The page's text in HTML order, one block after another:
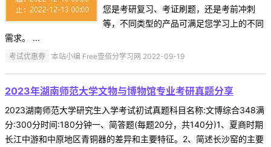
您是考研复习、考证刷题，还是考前冲刺
等，不同类型的产品可满足您学习上的不同
需求。 ...
考试优惠券 本站小编 Free壹佰分学习网 2022-09-19
2023年湖南师范大学文物与博物馆专业考研真题分享
2023湖南师范大学研究生入学考试初试真题科目名称:文博综合348满
分:300分时间:180分钟一、简答题(每题20分，共140分)1、夏商时期
长江中游和中原地区青铜器的差异和主要特征。2、简述长沙窑的主要